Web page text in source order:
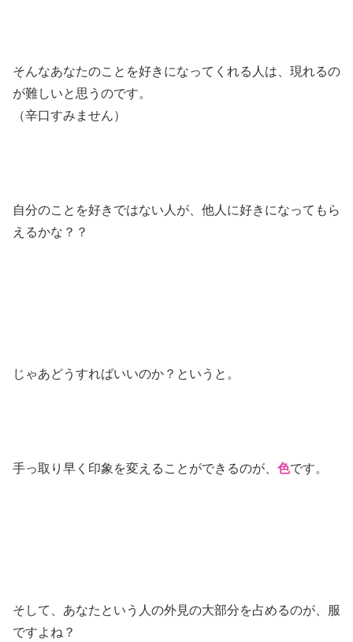
そんなあなたのことを好きになってくれる人は、現れるの
が難しいと思うのです。
（辛口すみません）
自分のことを好きではない人が、他人に好きになってもら
えるかな？？
じゃあどうすればいいのか？というと。
手っ取り早く印象を変えることができるのが、 色です。
そして、あなたという人の外見の大部分を占めるのが、服
ですよね？